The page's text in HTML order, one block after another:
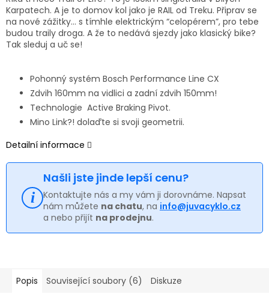
Karpatech. A je to domov kol jako je RAIL od Treku. Připrav se
na nové zážitky… s tímhle elektrickým “celopérem”, pro tebe
budou traily droga. A že to nedává sjezdy jako klasický bike?
Tak sleduj a uč se!
Pohonný systém Bosch Performance Line CX
Zdvih 160mm na vidlici a zadní zdvih 150mm!
Technologie Active Braking Pivot.
Mino Link?! dolaďte si svoji geometrii.
Detailní informace
Našli jste jinde lepší cenu?
Kontaktujte nás a my vám ji dorovnáme. Napsat
nám můžete na chatu, na info@juvacyklo.cz
a nebo přijít na prodejnu.
Popis Související soubory (6) Diskuze